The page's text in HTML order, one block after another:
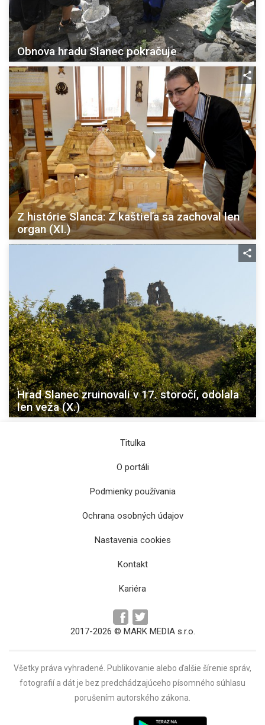
Obnova hradu Slanec pokračuje
Z histórie Slanca: Z kaštieľa sa zachoval len
organ (XI.)
Hrad Slanec zruinovali v 17. storočí, odolala
len veža (X.)
Titulka
O portáli
Podmienky používania
Ochrana osobných údajov
Nastavenia cookies
Kontakt
Kariéra
2017-2026 © MARK MEDIA s.r.o.
Všetky práva vyhradené. Publikovanie alebo ďalšie šírenie správ,
fotografií a dát je bez predchádzajúceho písomného súhlasu
porušením autorského zákona.